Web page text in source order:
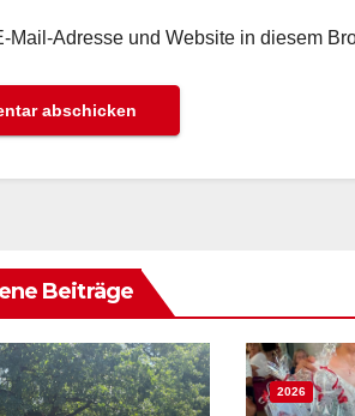
Mail-Adresse und Website in diesem
Beiträge
2026